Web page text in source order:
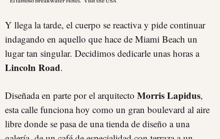
Y llega la tarde, el cuerpo se reactiva y pide continuar
indagando en aquello que hace de Miami Beach un
lugar tan singular. Decidimos dedicarle unas horas a
Lincoln Road.
Diseñada en parte por el arquitecto Morris Lapidus,
esta calle funciona hoy como un gran boulevard al aire
libre donde se pasa de una tienda de diseño a una